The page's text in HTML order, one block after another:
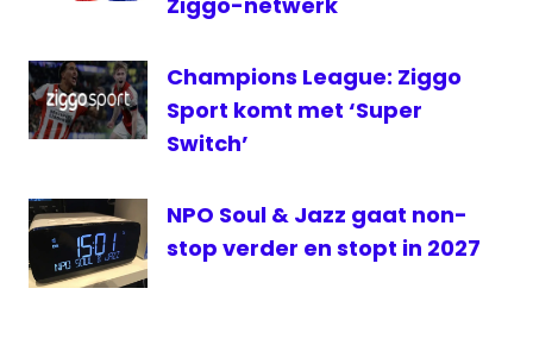
RTV80
samenwerken
sport
televisie
Venray
VOS
Champions League: Ziggo
Sport komt met ‘Super
Switch’
NPO Soul & Jazz gaat non-
stop verder en stopt in 2027